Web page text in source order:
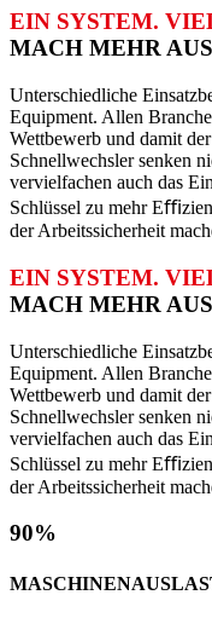
EIN SYSTEM.
MACH MEHR
Unterschiedliche
Equipment. Allen
Wettbewerb und damit
Schnellwechsler senken
vervielfachen auch das
Schlüssel zu mehr
der Arbeitssicherheit
EIN SYSTEM.
MACH MEHR
Unterschiedliche
Equipment. Allen
Wettbewerb und damit
Schnellwechsler senken
vervielfachen auch das
Schlüssel zu mehr
der Arbeitssicherheit
90%